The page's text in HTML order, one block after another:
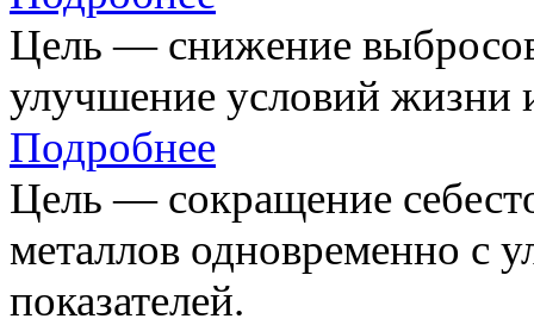
Цель — снижение
улучшение условий жизни
Подробнее
Цель — сокращение
металлов одновременно с
показателей.